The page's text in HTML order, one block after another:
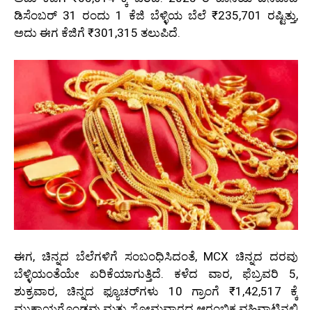
ಡಿಸೆಂಬರ್ 31 ರಂದು 1 ಕೆಜಿ ಬೆಳ್ಳಿಯ ಬೆಲೆ ₹235,701 ರಷ್ಟಿತ್ತು,
ಅದು ಈಗ ಕೆಜಿಗೆ ₹301,315 ತಲುಪಿದೆ.
ಈಗ, ಚಿನ್ನದ ಬೆಲೆಗಳಿಗೆ ಸಂಬಂಧಿಸಿದಂತೆ, MCX ಚಿನ್ನದ ದರವು
ಬೆಳ್ಳಿಯಂತೆಯೇ ಏರಿಕೆಯಾಗುತ್ತಿದೆ. ಕಳೆದ ವಾರ, ಫೆಬ್ರವರಿ 5,
ಶುಕ್ರವಾರ, ಚಿನ್ನದ ಫ್ಯೂಚರ್‌ಗಳು 10 ಗ್ರಾಂಗೆ ₹1,42,517 ಕ್ಕೆ